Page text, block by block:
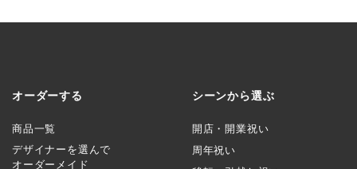
オーダーする
商品一覧
デザイナーを選んで
オーダーメイド
シーンから選ぶ
開店・開業祝い
周年祝い